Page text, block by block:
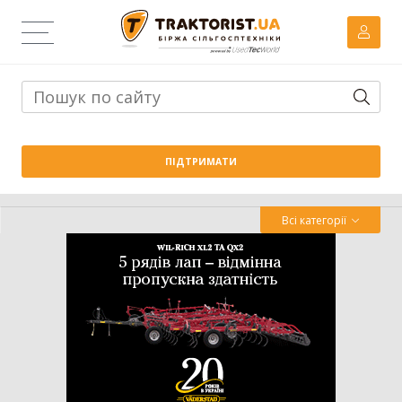
ПІДТРИМАТИ
Тема дня:Велика вага проти важких ґрунтів: як Wishek
842N працює на Житомирщині
Всі категорії
Комбайн
Обробіток грунту